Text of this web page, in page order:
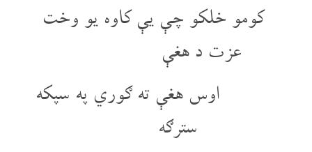
کومو خلکو چې یې کاوه یو وخت
عزت د هغې
اوس هغې ته ګوري په سپکه
سترګه